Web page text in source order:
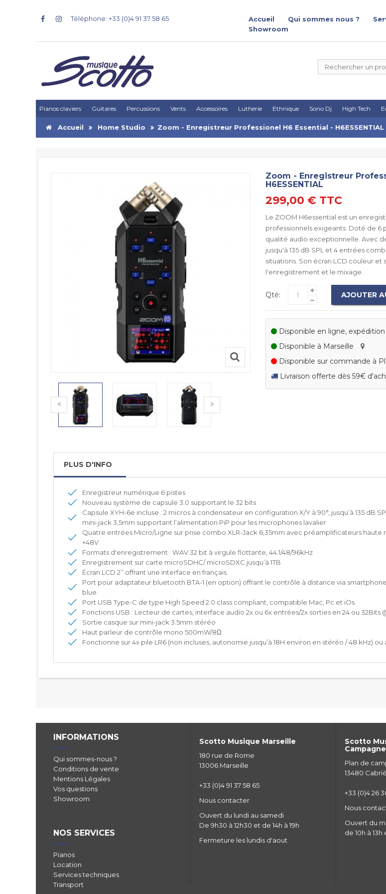
Téléphone: +33 (0)4 91 37 58 65 Accueil Qui sommes nous ?
Showroom
Pianos claviers Guitares Percussions Vents Accessoires Lutherie Ethnique Sono Dj High Tech
Accueil Home Studio Zoom - Enregistreur Professionel H6 Essential - H6ESSENTIAL
Zoom - Enregistreur
H6ESSENTIAL
299,00 € TTC
Le ZOOM H6essential est un
professionnels exigeants. Doté de 6
qualité audio exceptionnelle. Avec
jusqu'à 135 dB SPL et 4 entrées
situations. Son écran LCD couleur
l'enregistrement et le mixage.
Qté: AJOUTER
Disponible en ligne,
Disponible à Marseille
Disponible sur commande à
Livraison offerte dès 59€
PLUS D'INFO
Enregistreur numérique 6 pistes
Nouveau système de capsule 3.0 supportant le 32 bits
Capsule XYH-6e incluse : 2 micros à condensateur en configuration X/Y à 90°, jusqu’à 135 dB
mini-jack 3,5mm supportant l’alimentation PiP pour les microphones lavalier
Quatre entrées Micro/Ligne sur prise combo XLR-Jack 6,35mm avec préamplificateurs
+48V
Formats d'enregistrement : WAV 32 bit à virgule flottante, 44.1/48/96kHz
Enregistrement sur carte microSDHC/ microSDXC jusqu’à 1TB
Écran LCD 2’’ offrant une interface en français
Port pour adaptateur bluetooth BTA-1 (en option) offrant le contrôle à distance via
blue
Port USB Type-C de type High Speed 2.0 class compliant, compatible Mac, Pc et iOs
Fonctions USB : Lecteur de cartes, interface audio 2x ou 6x entrées/2x sorties en 24 ou 32Bits
Sortie casque sur mini-jack 3.5mm stéréo
Haut parleur de contrôle mono 500mW/8Ω
Fonctionne sur 4x pile LR6 (non incluses, autonomie jusqu’à 18H environ en stéréo / 48 kHz)
INFORMATIONS
Qui sommes-nous ?
Conditions de vente
Mentions Légales
Vos questions
Showroom
NOS SERVICES
Pianos
Location
Services techniques
Transport
Scotto Musique Marseille
180 rue de Rome
13006 Marseille
+33 (0)4 91 37 58 65
Nous contacter
Ouvert du lundi au samedi
De 9h30 à 12h30 et de 14h à 19h
Fermeture les lundis d'aout
Scotto
Campagne
Plan de
13480
+33 (0)4 26
Nous
Ouvert du
de 10h à 13h